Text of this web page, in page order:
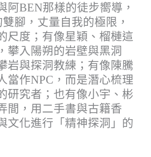
阿BEN那樣的徒步嚮導，
腳，丈量自我的極限，
尺度；有像星穎、榴槤這
攀入陽朔的岩壁與黑洞
岩與探洞教練；有像陳騰
當作NPC，而是潛心梳理
研究者；也有像小宇、彬
間，用二手書與古籍香
文化進行「精神探洞」的